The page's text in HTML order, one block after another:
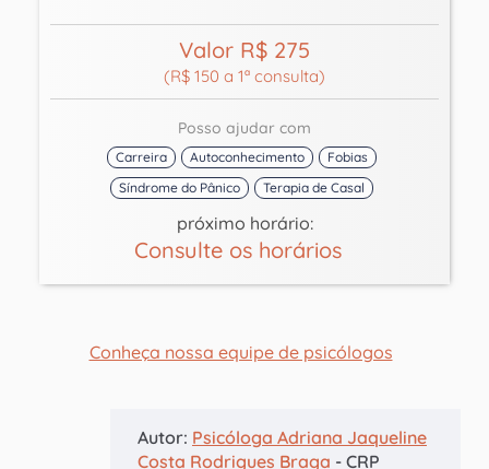
Valor R$ 275
(R$ 150 a 1ª consulta)
Posso ajudar com
Carreira Autoconhecimento
Fobias
Síndrome do Pânico
Terapia de Casal
próximo horário:
Consulte os horários
Conheça nossa equipe de psicólogos
Autor: Psicóloga Adriana Jaqueline
Costa Rodrigues Braga - CRP